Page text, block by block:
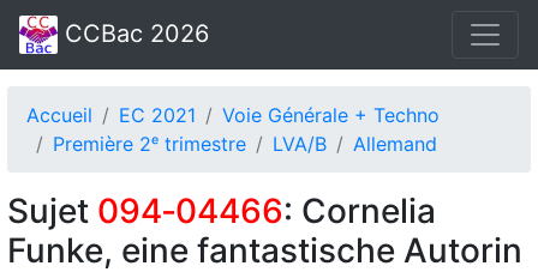
CCBac 2026
Accueil EC 2021
Voie Générale + Techno
Première 2ᵉ trimestre
LVA/B Allemand
Sujet 094‑04466: Cornelia
Funke, eine fantastische Autorin